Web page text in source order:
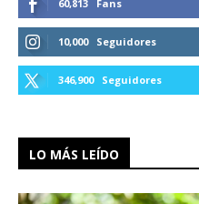
60,813 Fans
10,000 Seguidores
346,900 Seguidores
LO MÁS LEÍDO